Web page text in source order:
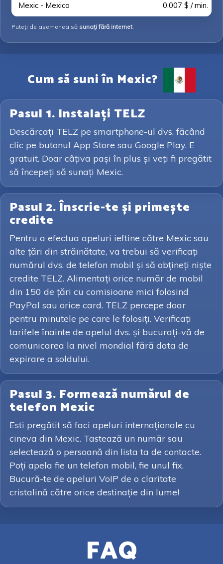
Mexic - Mexico 0,007 $ / min.
Puteți de asemenea să sunați fără internet.
Cum să suni în Mexic?
Pasul 1. Instalați TELZ
Descărcați TELZ pe smartphone-ul dvs. făcând
clic pe butonul App Store sau Google Play. E
gratuit. Doar câțiva pași în plus și veți fi pregătit
să începeți să sunați Mexic.
Pasul 2. Înscrie-te și primește
credite
Pentru a efectua apeluri ieftine către Mexic sau
alte țări din străinătate, va trebui să verificați
numărul dvs. de telefon mobil și să obțineți niște
credite TELZ. Alimentați orice număr de mobil
din 150 de țări cu comisioane mici folosind
PayPal sau orice card. TELZ percepe doar
pentru minutele pe care le folosiți. Verificați
tarifele înainte de apelul dvs. și bucurați-vă de
comunicarea la nivel mondial fără data de
expirare a soldului.
Pasul 3. Formează numărul de
telefon Mexic
Esti pregătit să faci apeluri internaționale cu
cineva din Mexic. Tastează un număr sau
selectează o persoană din lista ta de contacte.
Poți apela fie un telefon mobil, fie unul fix.
Bucură-te de apeluri VoIP de o claritate
cristalină către orice destinație din lume!
FAQ